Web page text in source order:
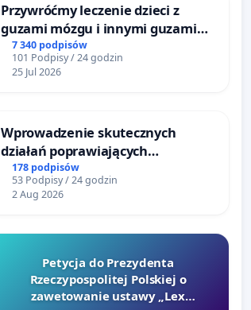
Przywróćmy leczenie dzieci z
guzami mózgu i innymi guzami
litymi do Górnośląskiego
Centrum Zdrowia Dziecka w
Katowicach
7 340 podpisów
101 Podpisy / 24 godzin
25 Jul 2026
Wprowadzenie skutecznych
działań poprawiających
bezpieczeństwo na ulicy
Żeromskiego w Otwocku
178 podpisów
53 Podpisy / 24 godzin
2 Aug 2026
Petycja do Prezydenta
Rzeczypospolitej Polskiej o
zawetowanie ustawy „Lex